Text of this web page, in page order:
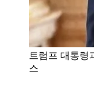
트럼프 대통령
스